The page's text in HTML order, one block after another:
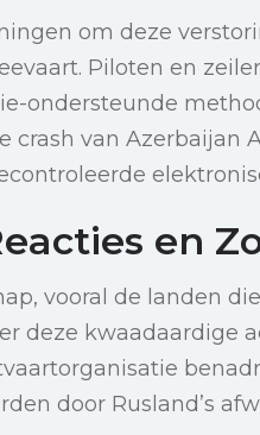
om deze
Piloten en
ondersteunde
crash van Azerbaijan
en
vooral de landen
deze kwaadaardige
door Rusland’s